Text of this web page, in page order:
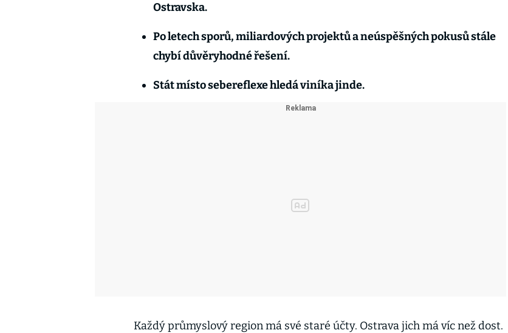
Ostravska.
Po letech sporů, miliardových projektů a neúspěšných pokusů stále
chybí důvěryhodné řešení.
Stát místo sebereflexe hledá viníka jinde.
Každý průmyslový region má své staré účty. Ostrava jich má víc než dost.